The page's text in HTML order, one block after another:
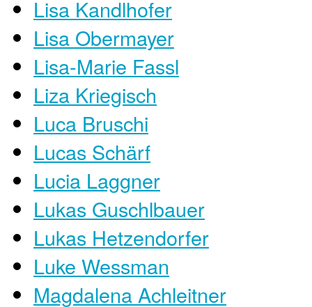
Lisa Kandlhofer
Lisa Obermayer
Lisa-Marie Fassl
Liza Kriegisch
Luca Bruschi
Lucas Schärf
Lucia Laggner
Lukas Guschlbauer
Lukas Hetzendorfer
Luke Wessman
Magdalena Achleitner